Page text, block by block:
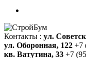
Контакты : ул.
ул. Оборонная, 122 +7
кв. Ватутина, 33 +7